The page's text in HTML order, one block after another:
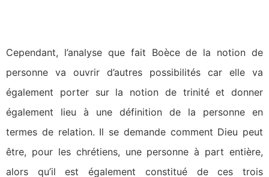
Cependant, l’analyse que fait Boèce de la notion de
personne va ouvrir d’autres possibilités car elle va
également porter sur la notion de trinité et donner
également lieu à une définition de la personne en
termes de relation. Il se demande comment Dieu peut
être, pour les chrétiens, une personne à part entière,
alors qu’il est également constitué de ces trois